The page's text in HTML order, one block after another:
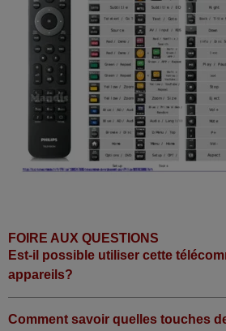
FOIRE AUX QUESTIONS
Est-il possible utiliser cette
appareils?
Comment savoir quelles touches